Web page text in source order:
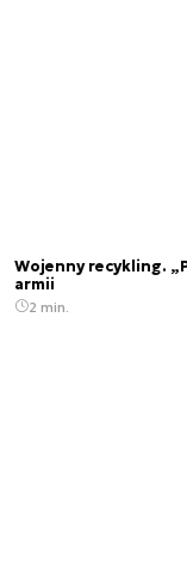
Wojenny recykling.
armii
2 min.